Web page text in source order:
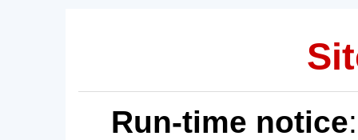
Run-time notice